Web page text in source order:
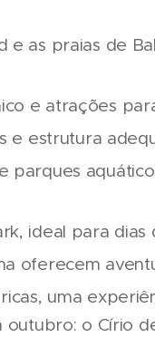
e as praias de
e atrações
e estrutura
parques
ideal para dias
oferecem
uma
outubro: o Círio